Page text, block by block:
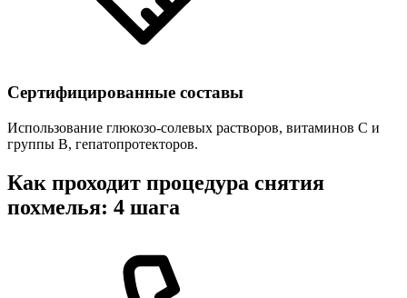
Сертифицированные составы
Использование глюкозо-солевых растворов, витаминов C и
группы B, гепатопротекторов.
Как проходит процедура снятия
похмелья: 4 шага